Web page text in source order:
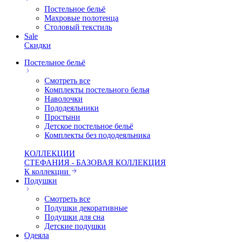
Постельное бельё
Махровые полотенца
Столовый текстиль
Sale
Скидки
Постельное бельё
Смотреть все
Комплекты постельного белья
Наволочки
Пододеяльники
Простыни
Детское постельное бельё
Комплекты без пододеяльника
КОЛЛЕКЦИИ
СТЕФАНИЯ - БАЗОВАЯ КОЛЛЕКЦИЯ
К коллекции
Подушки
Смотреть все
Подушки декоративные
Подушки для сна
Детские подушки
Одеяла